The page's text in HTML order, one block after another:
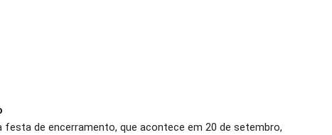
de encerramento, que acontece em 20 de setembro,